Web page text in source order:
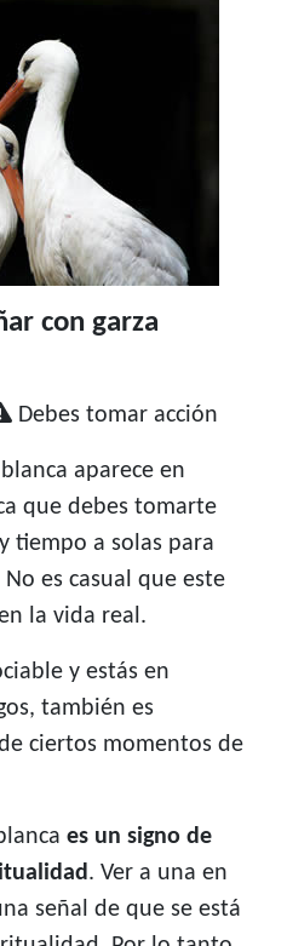
con garza
Debes tomar acción
aparece en
que debes tomarte
tiempo a solas para
es casual que este
la vida real.
y estás en
también es
ciertos momentos de
es un signo de
. Ver a una en
señal de que se está